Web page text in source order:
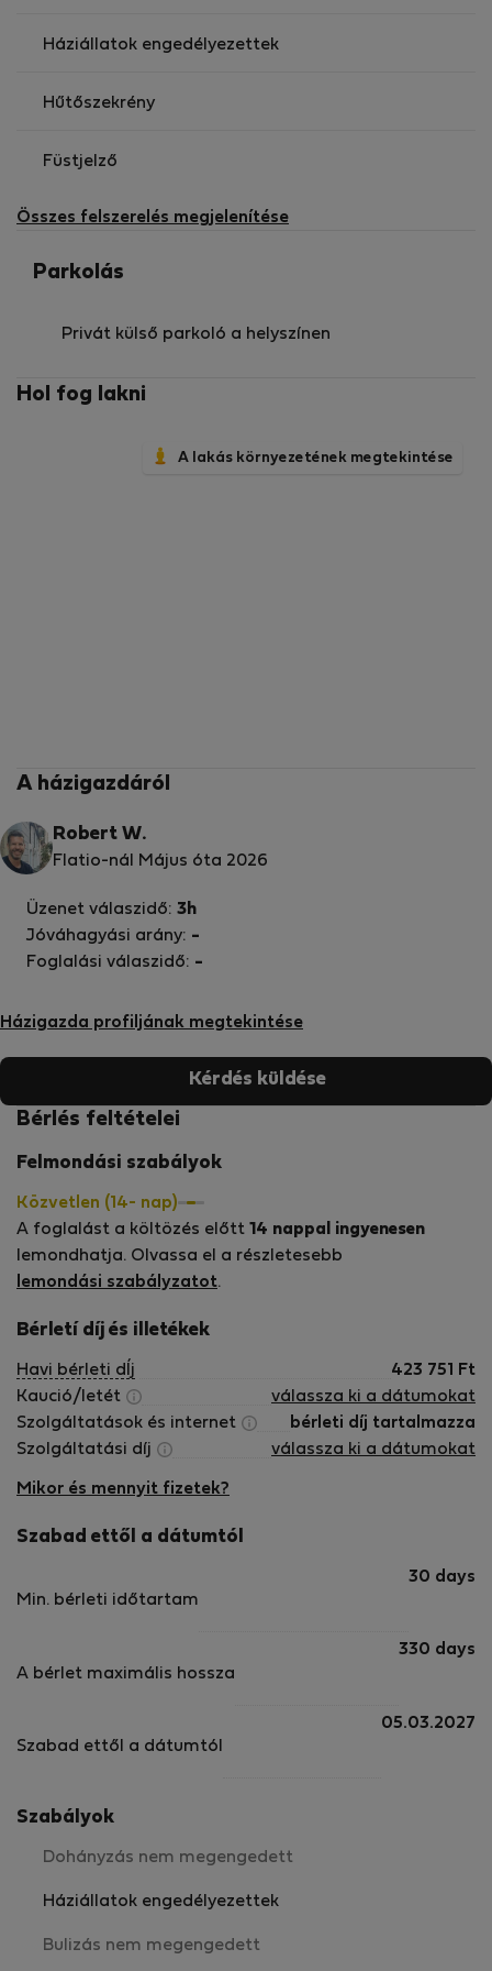
Háziállatok engedélyezettek
Hűtőszekrény
Füstjelző
Összes felszerelés megjelenítése
Parkolás
Privát külső parkoló a helyszínen
Hol fog lakni
A lakás környezetének megtekintése
A házigazdáról
Robert W.
Flatio-nál Május óta 2026
Házigazda profiljának megtekintése
Üzenet válaszidő: 3h
Jóváhagyási arány: -
Foglalási válaszidő: -
Kérdés küldése
Bérlés feltételei
Felmondási szabályok
Közvetlen (14- nap)
A foglalást a költözés előtt 14 nappal ingyenesen
lemondhatja. Olvassa el a részletesebb
lemondási szabályzatot.
Bérletí díj és illetékek
Havi bérleti dÍj 423 751
Ft
Kaució/letét
válassza ki a dátumokat
Szolgáltatások és internet
bérleti díj tartalmazza
Szolgáltatási díj
válassza ki a dátumokat
Mikor és mennyit fizetek?
Szabad ettől a dátumtól
Min. bérleti időtartam
30 days
A bérlet maximális hossza
330 days
Szabad ettől a dátumtól
05.03.2027
Szabályok
Dohányzás nem megengedett
Háziállatok engedélyezettek
Bulizás nem megengedett